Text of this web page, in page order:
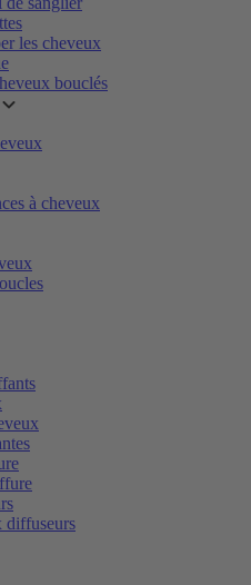
les cheveux
bouclés
à cheveux
diffuseurs